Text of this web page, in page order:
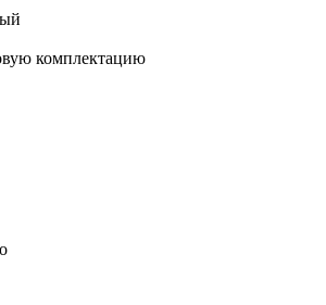
комплектацию